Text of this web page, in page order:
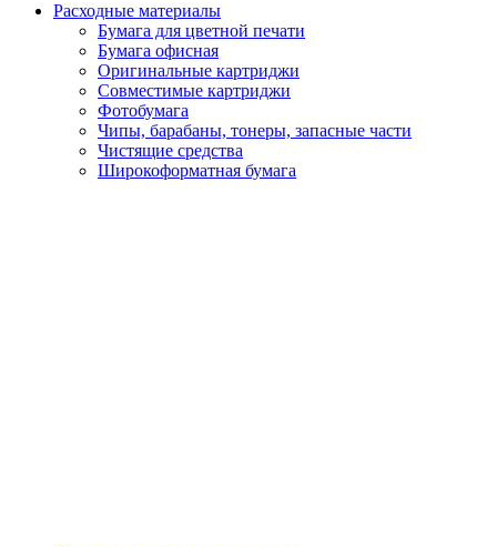
Расходные материалы
Бумага для цветной печати
Бумага офисная
Оригинальные картриджи
Совместимые картриджи
Фотобумага
Чипы, барабаны, тонеры, запасные части
Чистящие средства
Широкоформатная бумага